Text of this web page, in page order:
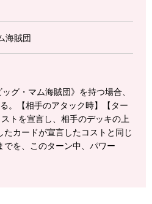
海賊団
グ・マム海賊団》を持つ場合、
。【相手のアタック時】【ター
トを宣言し、相手のデッキの上
カードが宣言したコストと同じ
でを、このターン中、パワー